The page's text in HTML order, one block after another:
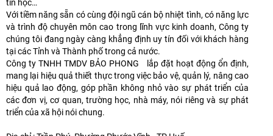
tin học…
Với tiềm năng sẵn có cùng đội ngũ cán bộ nhiệt tình, có năng lực
và trình độ chuyên môn cao trong lĩnh vực kinh doanh, Công ty
chúng tôi đang ngày càng khẳng định uy tín đối với khách hàng
tại các Tỉnh và Thành phố trong cả nước.
Công ty TNHH TMDV BẢO PHONG lắp đặt hoạt động ổn định,
mang lại hiệu quả thiết thực trong việc bảo vệ, quản lý, nâng cao
hiệu quả lao động, góp phần không nhỏ vào sự phát triển của
các đơn vị, cơ quan, trường học, nhà máy, nói riêng và sự phát
triển của xã hội nói chung.